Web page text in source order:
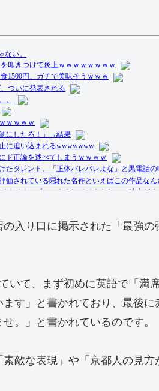
入り口に掲示された「最強
いて、まず初めに英語で「満
ます」と書かれており、最後
。」と書かれているのです。
敵な表現」や「京都人の見